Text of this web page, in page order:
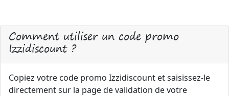
Comment utiliser un code promo
Izzidiscount ?
Copiez votre code promo Izzidiscount et saisissez-le
directement sur la page de validation de votre